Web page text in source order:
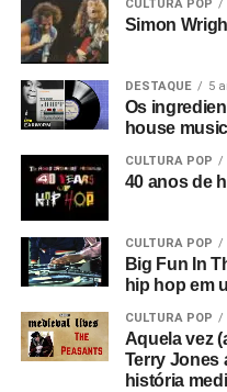
CULTURA POP
Simon
DESTAQUE 5
Os
house music
CULTURA POP
40 anos de
CULTURA POP
Big Fun In
hip hop em
CULTURA POP
Aquela vez
Terry Jones
história